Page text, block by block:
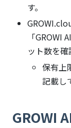
す。
「GROWI
ット数を確
保有上
記載し
GROWI